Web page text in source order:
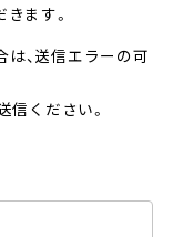
ます。
、送信エラーの可
信ください。